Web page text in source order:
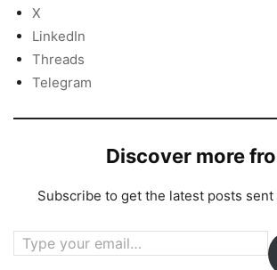
X
LinkedIn
Threads
Telegram
Discover more
Subscribe to get the latest posts sent
Type your email…